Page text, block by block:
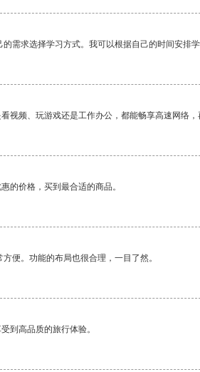
需求选择学习方式。我可以根据自己的时间安排学
视频、玩游戏还是工作办公，都能畅享高速网络，
的价格，买到最合适的商品。
便。功能的布局也很合理，一目了然。
到高品质的旅行体验。